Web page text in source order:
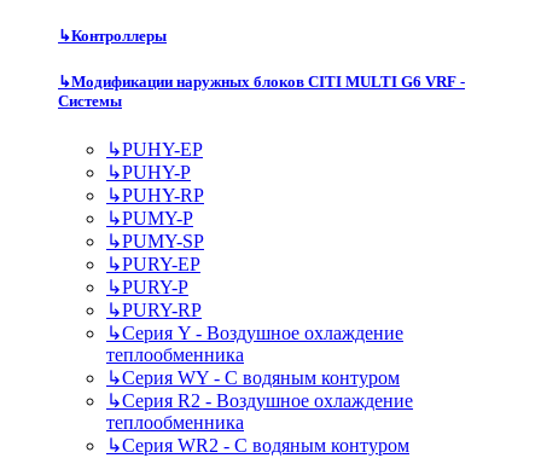
↳Контроллеры
↳Модификации наружных блоков CITI MULTI G6 VRF -
Системы
↳PUHY-EP
↳PUHY-P
↳PUHY-RP
↳PUMY-P
↳PUMY-SP
↳PURY-EP
↳PURY-P
↳PURY-RP
↳Серия Y - Воздушное охлаждение
теплообменника
↳Серия WY - С водяным контуром
↳Серия R2 - Воздушное охлаждение
теплообменника
↳Серия WR2 - С водяным контуром